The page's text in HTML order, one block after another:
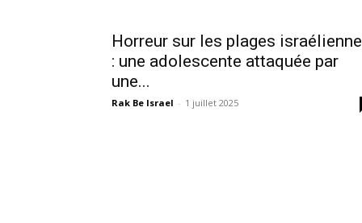
Horreur sur les plages
: une adolescente attaquée par
une...
Rak Be Israel - 1 juillet 2025